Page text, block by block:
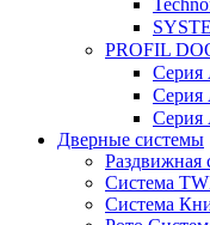
PROFIL
Серия
Серия
Серия
Дверные системы
Раздвижная
Система
Система